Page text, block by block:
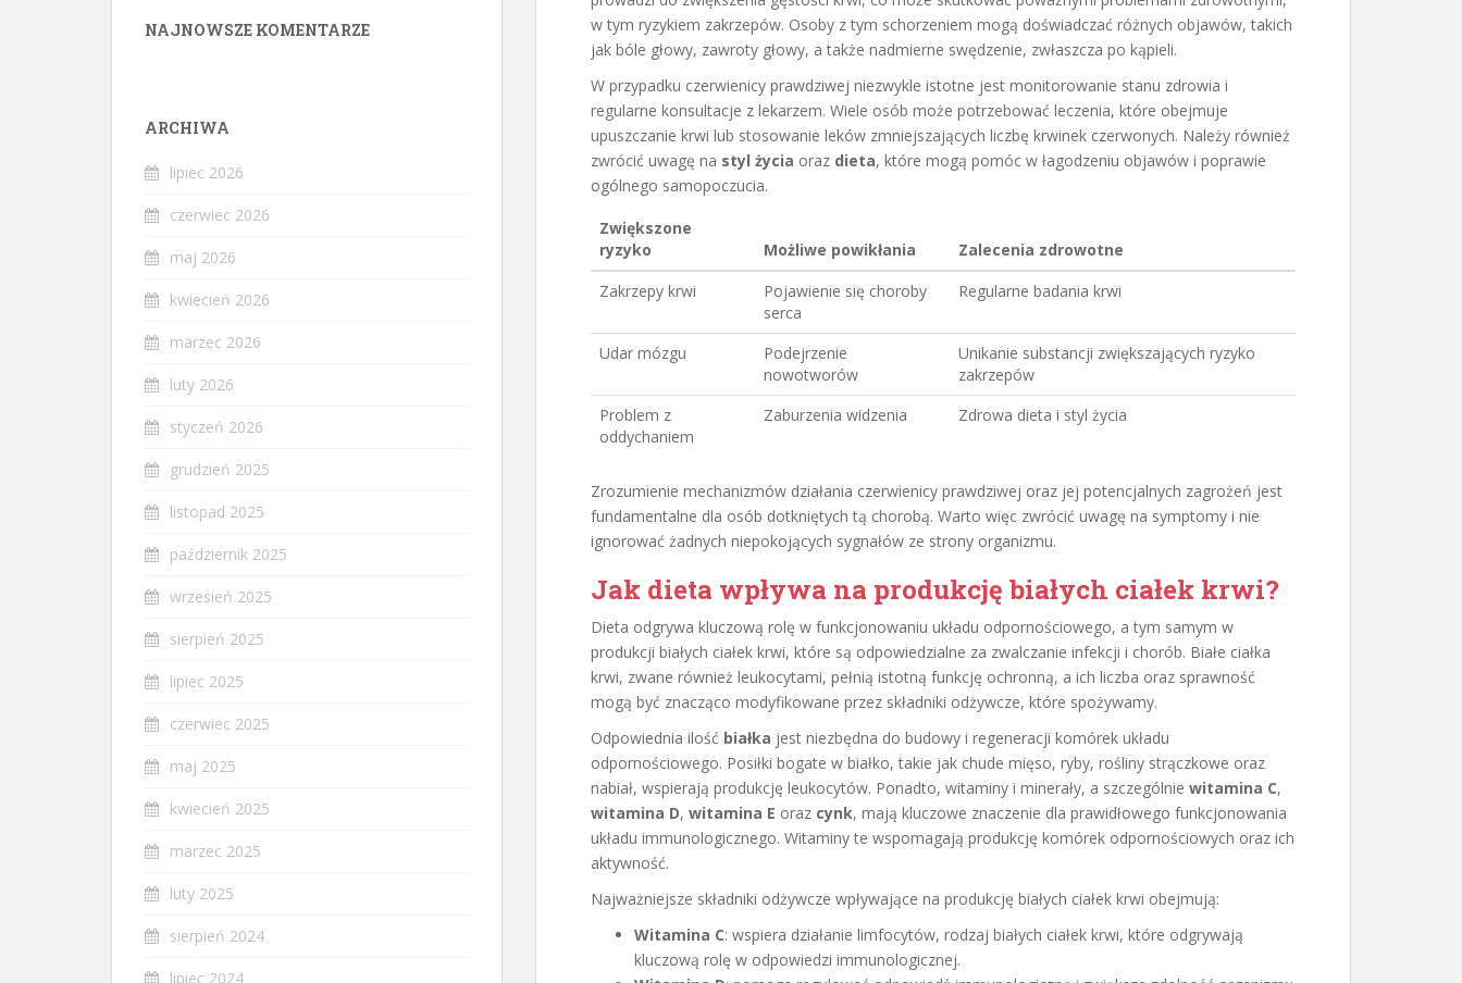
w tym ryzykiem zakrzepów. Osoby z tym schorzeniem mogą doświadczać różnych objawów, takich
jak bóle głowy, zawroty głowy, a także nadmierne swędzenie, zwłaszcza po kąpieli.
W przypadku czerwienicy prawdziwej niezwykle istotne jest monitorowanie stanu zdrowia i
regularne konsultacje z lekarzem. Wiele osób może potrzebować leczenia, które obejmuje
upuszczanie krwi lub stosowanie leków zmniejszających liczbę krwinek czerwonych. Należy również
zwrócić uwagę na styl życia oraz dieta, które mogą pomóc w łagodzeniu objawów i poprawie
ogólnego samopoczucia.
Zwiększone
ryzyko
Możliwe powikłania
Zalecenia zdrowotne
Zakrzepy krwi
Pojawienie się choroby
serca
Regularne badania krwi
Udar mózgu
Podejrzenie
nowotworów
Unikanie substancji zwiększających ryzyko
zakrzepów
Problem z
oddychaniem
Zaburzenia widzenia Zdrowa dieta i styl życia
Zrozumienie mechanizmów działania czerwienicy prawdziwej oraz jej potencjalnych zagrożeń jest
fundamentalne dla osób dotkniętych tą chorobą. Warto więc zwrócić uwagę na symptomy i nie
ignorować żadnych niepokojących sygnałów ze strony organizmu.
Jak dieta wpływa na produkcję białych ciałek krwi?
Dieta odgrywa kluczową rolę w funkcjonowaniu układu odpornościowego, a tym samym w
produkcji białych ciałek krwi, które są odpowiedzialne za zwalczanie infekcji i chorób. Białe ciałka
krwi, zwane również leukocytami, pełnią istotną funkcję ochronną, a ich liczba oraz sprawność
mogą być znacząco modyfikowane przez składniki odżywcze, które spożywamy.
Odpowiednia ilość białka jest niezbędna do budowy i regeneracji komórek układu
odpornościowego. Posiłki bogate w białko, takie jak chude mięso, ryby, rośliny strączkowe oraz
nabiał, wspierają produkcję leukocytów. Ponadto, witaminy i minerały, a szczególnie witamina C,
witamina D, witamina E oraz cynk, mają kluczowe znaczenie dla prawidłowego funkcjonowania
układu immunologicznego. Witaminy te wspomagają produkcję komórek odpornościowych oraz ich
aktywność.
Najważniejsze składniki odżywcze wpływające na produkcję białych ciałek krwi obejmują:
Witamina C: wspiera działanie limfocytów, rodzaj białych ciałek krwi, które odgrywają
kluczową rolę w odpowiedzi immunologicznej.
NAJNOWSZE KOMENTARZE
ARCHIWA
lipiec 2026
czerwiec 2026
maj 2026
kwiecień 2026
marzec 2026
luty 2026
styczeń 2026
grudzień 2025
listopad 2025
październik 2025
wrzesień 2025
sierpień 2025
lipiec 2025
czerwiec 2025
maj 2025
kwiecień 2025
marzec 2025
luty 2025
sierpień 2024
lipiec 2024